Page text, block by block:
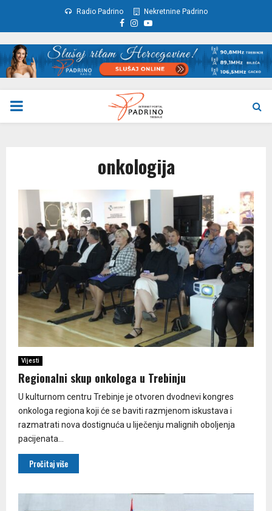
Radio Padrino Nekretnine Padrino
Facebook
Instagram
Youtube
PRIMARY
onkologija
Vijesti
Regionalni skup onkologa u Trebinju
U kulturnom centru Trebinje je otvoren dvodnevi kongres
onkologa regiona koji će se baviti razmjenom iskustava i
razmatrati nova dostignuća u liječenju malignih oboljenja
pacijenata...
Pročitaj više